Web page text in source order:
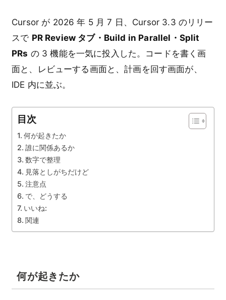
Cursor が 2026 年 5 月 7 日、Cursor 3.3 のリリー
スで PR Review タブ・Build in Parallel・Split
PRs の 3 機能を一気に投入した。コードを書く画
面と、レビューする画面と、計画を回す画面が、
IDE 内に並ぶ。
目次
何が起きたか
誰に関係あるか
数字で整理
見落としがちだけど
注意点
で、どうする
いいね:
関連
何が起きたか